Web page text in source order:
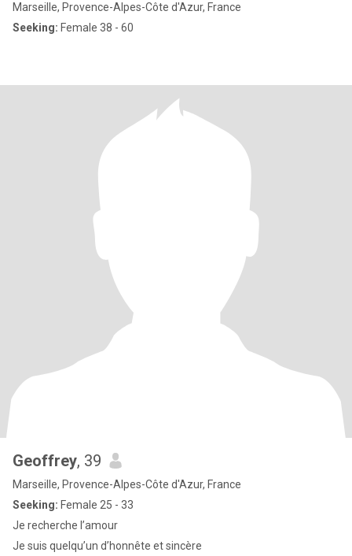
Marseille, Provence-Alpes-Côte d'Azur, France
Seeking: Female 38 - 60
Geoffrey, 39
Marseille, Provence-Alpes-Côte d'Azur, France
Seeking: Female 25 - 33
Je recherche l’amour
Je suis quelqu’un d’honnête et sincère